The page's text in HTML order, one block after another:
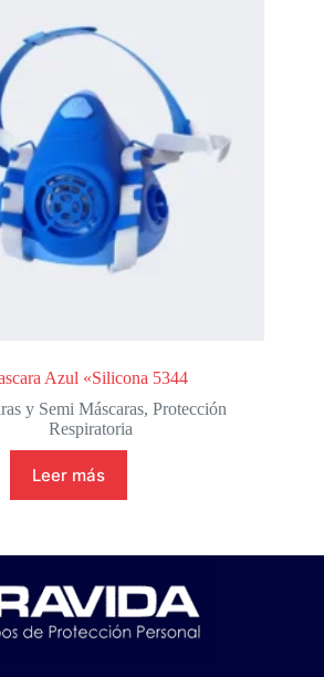
Azul «Silicona 5344
y Semi Máscaras, Protección
Respiratoria
Leer más